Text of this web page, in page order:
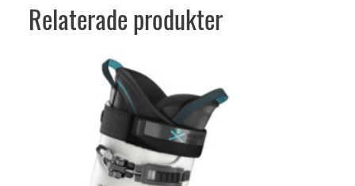
k
m
Relaterade produkter